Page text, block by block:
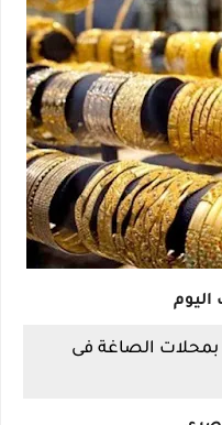
الصاغة فى